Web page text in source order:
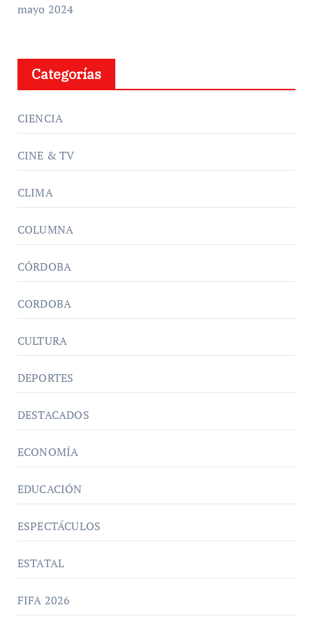
mayo 2024
Categorías
CIENCIA
CINE & TV
CLIMA
COLUMNA
CÓRDOBA
CORDOBA
CULTURA
DEPORTES
DESTACADOS
ECONOMÍA
EDUCACIÓN
ESPECTÁCULOS
ESTATAL
FIFA 2026